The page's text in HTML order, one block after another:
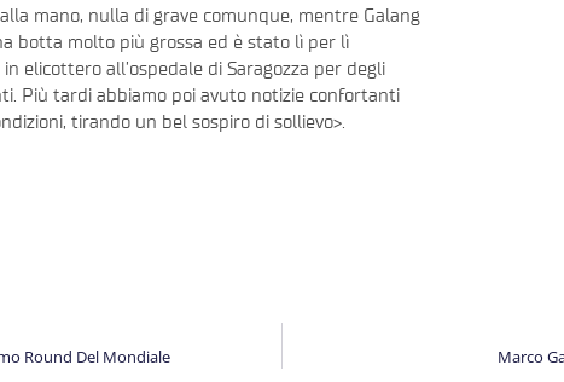
mano, nulla di grave comunque, mentre Galang
botta molto più grossa ed è stato lì per lì
elicottero all’ospedale di Saragozza per degli
Più tardi abbiamo poi avuto notizie confortanti
tirando un bel sospiro di sollievo>.
Round Del Mondiale Marco